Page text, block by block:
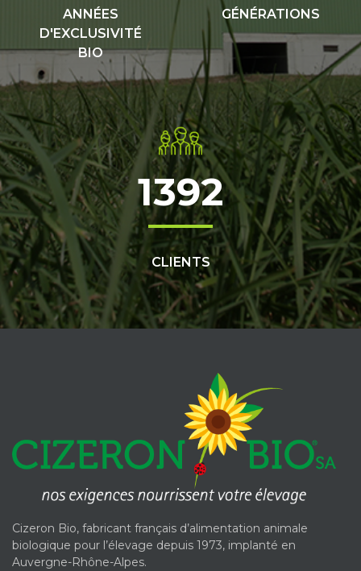
ANNÉES
D'EXCLUSIVITÉ
BIO
GÉNÉRATIONS
1392
CLIENTS
Cizeron Bio, fabricant français d’alimentation animale
biologique pour l’élevage depuis 1973, implanté en
Auvergne-Rhône-Alpes.